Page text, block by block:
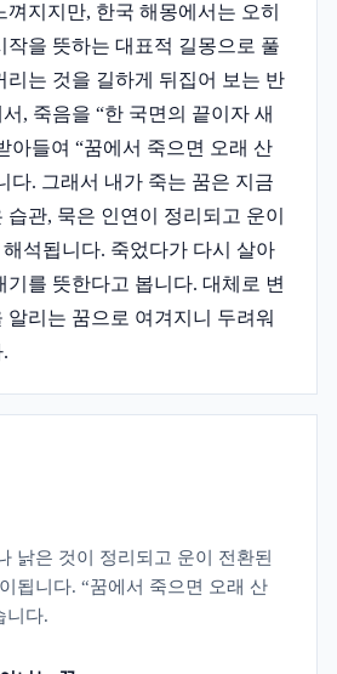
지지만, 한국 해몽에서는 오히
작을 뜻하는 대표적 길몽으로 풀
리는 것을 길하게 뒤집어 보는 반
, 죽음을 “한 국면의 끝이자 새
아들여 “꿈에서 죽으면 오래 산
다. 그래서 내가 죽는 꿈은 지금
관, 묵은 인연이 정리되고 운이
석됩니다. 죽었다가 다시 살아
기를 뜻한다고 봅니다. 대체로 변
알리는 꿈으로 여겨지니 두려워
낡은 것이 정리되고 운이 전환된
됩니다. “꿈에서 죽으면 오래 산
니다.